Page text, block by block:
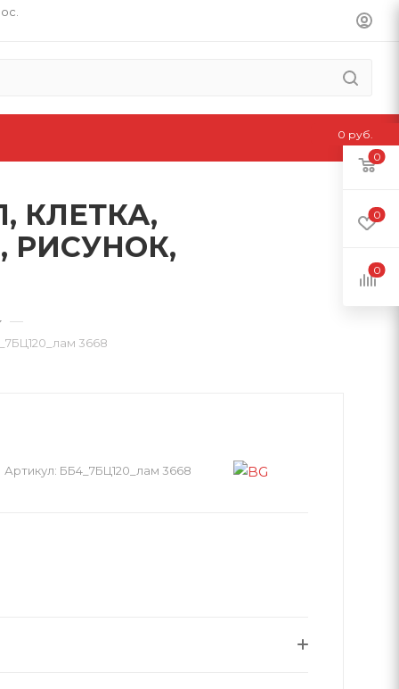
КЛЕТКА,
РИСУНОК,
—
3668
Артикул: ББ4_7БЦ120_лам 3668
0
0
0
0 руб.